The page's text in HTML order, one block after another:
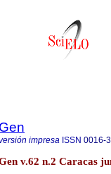
Gen
impresa ISSN 0016-
v.62 n.2 Caracas